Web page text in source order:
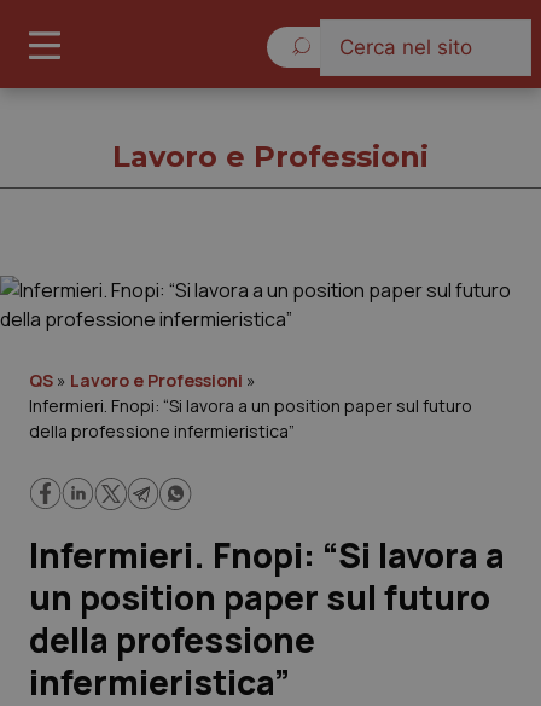
Governo e Parlamento
Regioni e Asl
Lavoro e Professioni
Scienza e Farmaci
Studi e Analisi
Lavoro e Professioni
QS » Lavoro e Professioni »
Infermieri. Fnopi: “Si lavora a un position paper sul futuro
della professione infermieristica”
Infermieri. Fnopi: “Si lavora a
un position paper sul futuro
della professione
infermieristica”